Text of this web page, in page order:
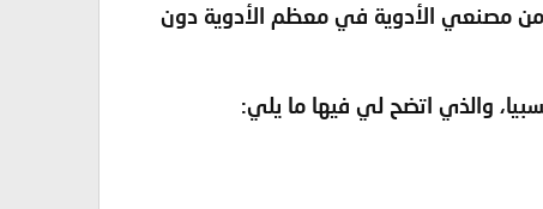
من مصنعي الأدوية في معظم الأدوية دون